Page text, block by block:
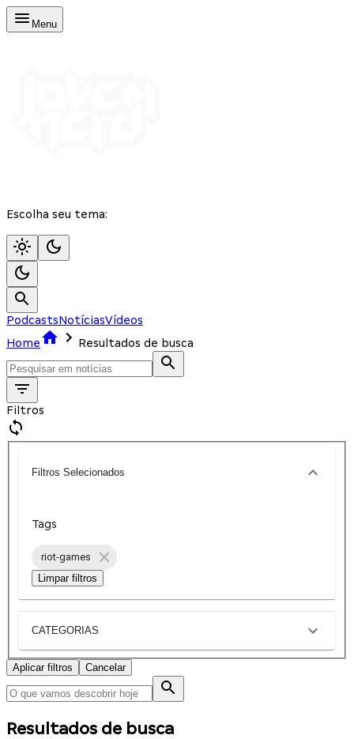
Menu
Escolha seu tema:
PodcastsNotíciasVídeos
Home
Resultados de busca
Filtros
Filtros Selecionados
Tags
riot-games
Limpar filtros
CATEGORIAS
Aplicar filtros Cancelar
Resultados de busca